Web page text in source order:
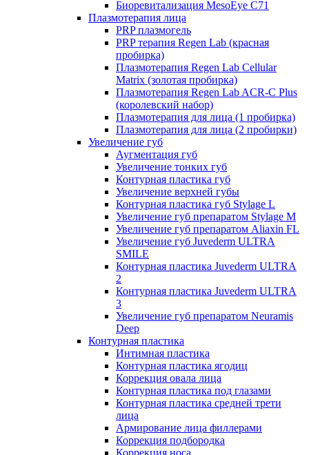
Биоревитализация MesoEye C71
Плазмотерапия лица
PRP плазмогель
PRP терапия Regen Lab (красная
пробирка)
Плазмотерапия Regen Lab Cellular
Matrix (золотая пробирка)
Плазмотерапия Regen Lab ACR-C Plus
(королевский набор)
Плазмотерапия для лица (1 пробирка)
Плазмотерапия для лица (2 пробирки)
Увеличение губ
Аугментация губ
Увеличение тонких губ
Контурная пластика губ
Увеличение верхней губы
Контурная пластика губ Stylage L
Увеличение губ препаратом Stylage M
Увеличение губ препаратом Aliaxin FL
Увеличение губ Juvederm ULTRA
SMILE
Контурная пластика Juvederm ULTRA
2
Контурная пластика Juvederm ULTRA
3
Увеличение губ препаратом Neuramis
Deep
Контурная пластика
Интимная пластика
Контурная пластика ягодиц
Коррекция овала лица
Контурная пластика под глазами
Контурная пластика средней трети
лица
Армирование лица филлерами
Коррекция подбородка
Коррекция носа